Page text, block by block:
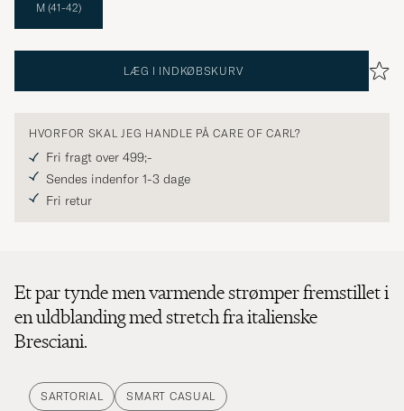
M (41-42)
LÆG I INDKØBSKURV
HVORFOR SKAL JEG HANDLE PÅ CARE OF CARL?
Fri fragt over 499;-
Sendes indenfor 1-3 dage
Fri retur
Et par tynde men varmende strømper fremstillet i
en uldblanding med stretch fra italienske
Bresciani.
SARTORIAL SMART CASUAL